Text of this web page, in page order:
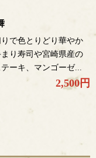
りで色とりどり華やか
り寿司や宮崎県産の
ーキ、マンゴーゼ...
2,500円